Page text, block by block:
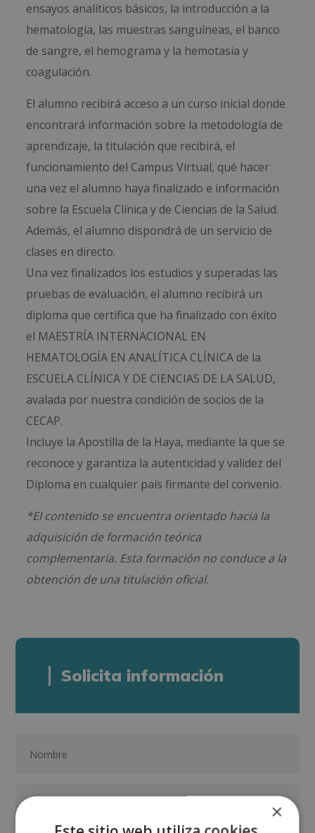
ensayos analíticos básicos, la introducción a la
hematología, las muestras sanguíneas, el banco
de sangre, el hemograma y la hemotasia y
coagulación.
El alumno recibirá acceso a un curso inicial donde
encontrará información sobre la metodología de
aprendizaje, la titulación que recibirá, el
funcionamiento del Campus Virtual, qué hacer
una vez el alumno haya finalizado e información
sobre la Escuela Clínica y de Ciencias de la Salud.
Además, el alumno dispondrá de un servicio de
clases en directo.
Una vez finalizados los estudios y superadas las
pruebas de evaluación, el alumno recibirá un
diploma que certifica que ha finalizado con éxito
el MAESTRÍA INTERNACIONAL EN
HEMATOLOGÍA EN ANALÍTICA CLÍNICA de la
ESCUELA CLÍNICA Y DE CIENCIAS DE LA SALUD,
avalada por nuestra condición de socios de la
CECAP.
Incluye la Apostilla de la Haya, mediante la que se
reconoce y garantiza la autenticidad y validez del
Diploma en cualquier país firmante del convenio.
*El contenido se encuentra orientado hacia la
adquisición de formación teórica
complementaria. Esta formación no conduce a la
obtención de una titulación oficial.
Solicita información
×